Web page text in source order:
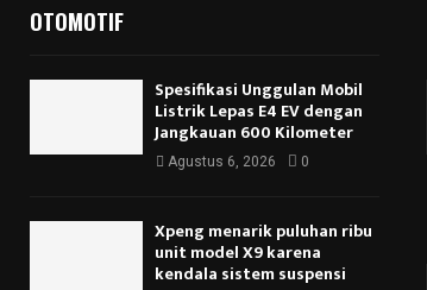
OTOMOTIF
Spesifikasi Unggulan Mobil
Listrik Lepas E4 EV dengan
Jangkauan 600 Kilometer
Agustus 6, 2026 0
Xpeng menarik puluhan ribu
unit model X9 karena
kendala sistem suspensi